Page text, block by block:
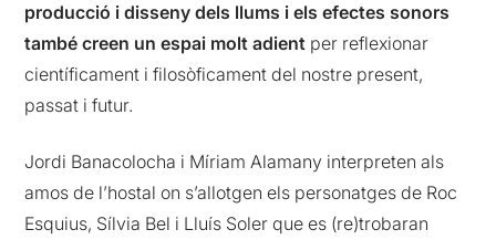
producció i disseny dels llums i els efectes sonors
també creen un espai molt adient per reflexionar
científicament i filosòficament del nostre present,
passat i futur.
Jordi Banacolocha i Míriam Alamany interpreten als
amos de l’hostal on s’allotgen els personatges de Roc
Esquius, Sílvia Bel i Lluís Soler que es (re)trobaran